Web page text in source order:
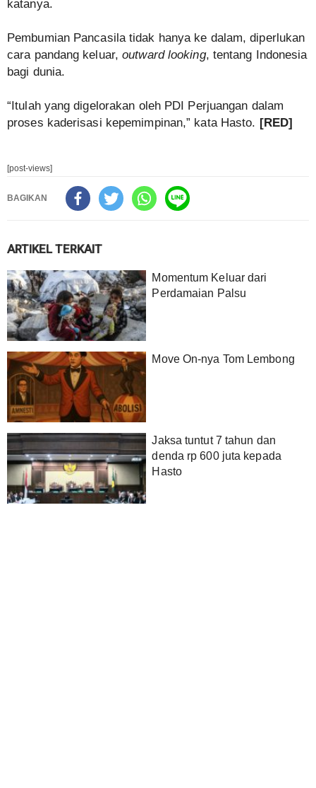
katanya.
Pembumian Pancasila tidak hanya ke dalam, diperlukan
cara pandang keluar,outward looking, tentang Indonesia
bagi dunia.
“Itulah yang digelorakan oleh PDI Perjuangan dalam
proses kaderisasi kepemimpinan,” kata Hasto. [RED]
[post-views]
BAGIKAN
ARTIKEL TERKAIT
Momentum Keluar dari
Perdamaian Palsu
Move On-nya Tom Lembong
‎Jaksa tuntut 7 tahun dan
denda rp 600 juta kepada
Hasto